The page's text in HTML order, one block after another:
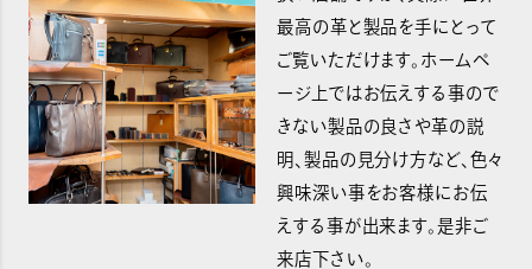
最高の革と製品を手にとって
ご覧いただけます。ホームペ
ージ上ではお伝えする事ので
きない製品の良さや革の説
明、製品の見分け方など、色々
興味深い事をお客様にお伝
えする事が出来ます。是非ご
来店下さい。